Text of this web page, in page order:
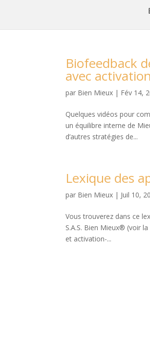
Biofeedback
avec
par Bien Mieux | Fév 14,
Quelques vidéos pour
un équilibre interne de
d’autres stratégies de...
Lexique des
par Bien Mieux | Juil 10,
Vous trouverez dans ce
S.A.S. Bien Mieux® (voir
et activation-...